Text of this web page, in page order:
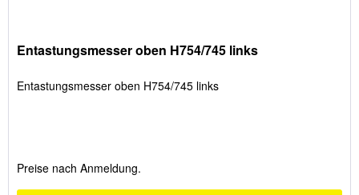
Entastungsmesser oben H754/745 links
Entastungsmesser oben H754/745 links
Preise nach Anmeldung.